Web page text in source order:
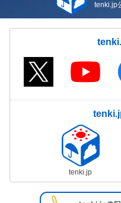
tenki.jp
tenki.jp